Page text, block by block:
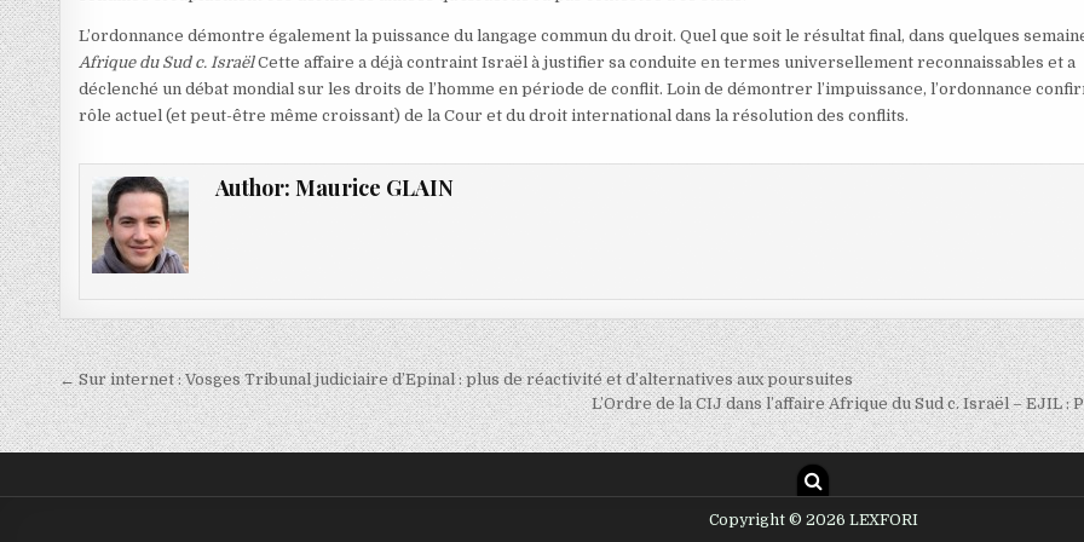
L’ordonnance démontre également la puissance du langage commun du droit. Quel que soit le résultat final, dans quelques
Afrique du Sud c. IsraëlCette affaire a déjà contraint Israël à justifier sa conduite en termes universellement reconnaissables et a
déclenché un débat mondial sur les droits de l’homme en période de conflit. Loin de démontrer l’impuissance, l’ordonnance
rôle actuel (et peut-être même croissant) de la Cour et du droit international dans la résolution des conflits.
Author: Maurice GLAIN
Navigation
de
l’article
← Sur internet : Vosges Tribunal judiciaire d’Epinal : plus de réactivité et d’alternatives aux poursuites
L’Ordre de la CIJ dans l’affaire Afrique du Sud c. Israël – EJIL :
Copyright © 2026 LEXFORI